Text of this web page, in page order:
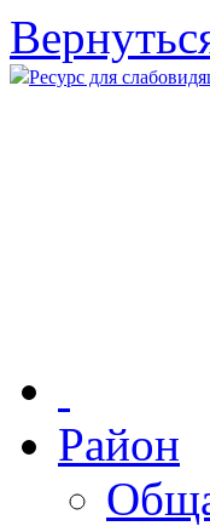
Ресурс для
Район